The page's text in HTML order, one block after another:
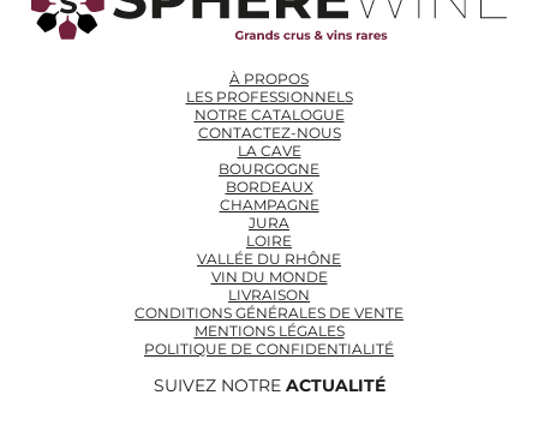
À PROPOS
LES PROFESSIONNELS
NOTRE CATALOGUE
CONTACTEZ-NOUS
LA CAVE
BOURGOGNE
BORDEAUX
CHAMPAGNE
JURA
LOIRE
VALLÉE DU RHÔNE
VIN DU MONDE
LIVRAISON
CONDITIONS GÉNÉRALES DE VENTE
MENTIONS LÉGALES
POLITIQUE DE CONFIDENTIALITÉ
SUIVEZ NOTRE ACTUALITÉ